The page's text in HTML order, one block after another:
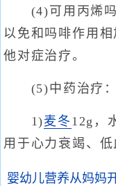
(4)可用丙烯吗
以免和吗啡作用
他对症治疗。
(5)中药治疗：
1)麦冬 12g，
用于心力衰竭、
婴幼儿营养从妈妈